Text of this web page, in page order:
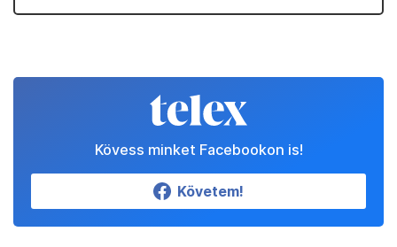
Kövess minket Facebookon is!
Követem!